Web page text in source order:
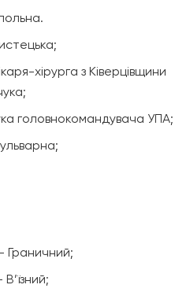
хірурга з Ківерцівщини
головнокомандувача УПА;
Граничний;